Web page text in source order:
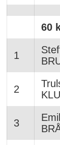
60
1
2
3